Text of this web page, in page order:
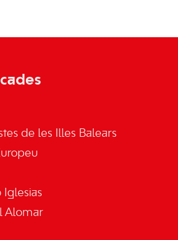
de les Illes Balears
Iglesias
Alomar